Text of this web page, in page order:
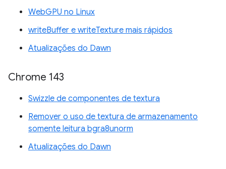
WebGPU no Linux
writeBuffer e writeTexture mais rápidos
Atualizações do Dawn
Chrome 143
Swizzle de componentes de textura
Remover o uso de textura de armazenamento
somente leitura bgra8unorm
Atualizações do Dawn